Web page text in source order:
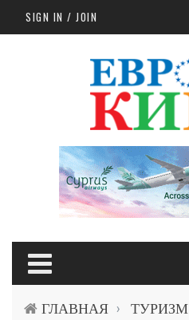
Skip to main content
SIGN IN / JOIN
ГЛАВНАЯ › ТУРИЗМ